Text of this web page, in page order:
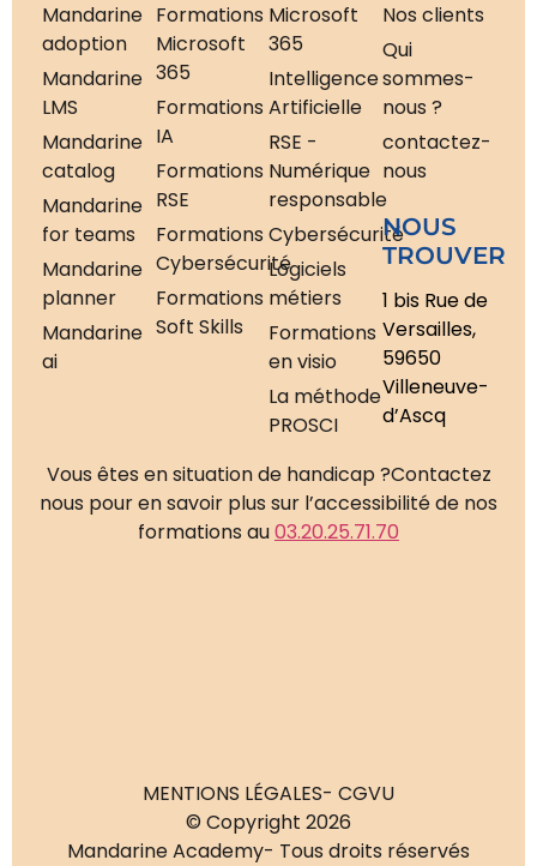
Mandarine
adoption
Mandarine
LMS
Mandarine
catalog
Mandarine
for teams
Mandarine
planner
Mandarine
ai
Formations
Microsoft
365
Formations
IA
Formations
RSE
Formations
Cybersécurité
Formations
Soft Skills
Microsoft
365
Intelligence
Artificielle
RSE -
Numérique
responsable
Cybersécurité
Logiciels
métiers
Formations
en visio
La méthode
PROSCI
Nos clients
Qui
sommes-
nous ?
contactez-
nous
NOUS
TROUVER
1 bis Rue de
Versailles,
59650
Villeneuve-
d’Ascq
Vous êtes en situation de handicap ?Contactez
nous pour en savoir plus sur l’accessibilité de nos
formations au03.20.25.71.70
MENTIONS LÉGALES- CGVU
© Copyright 2026
Mandarine Academy- Tous droits réservés